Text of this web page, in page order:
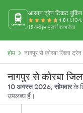
आसान ट्रेन टिकट बुकिंग
4.8
15 करोड़+ यूज़र्स का भरोसा
होम नागपुर से कोरबा जिला ट्रेन
नागपुर से कोरबा
10 अगस्त 2026, सोमवारके
उपलब्ध हैं।